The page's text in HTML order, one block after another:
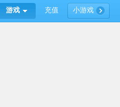
游戏 充值 小游戏